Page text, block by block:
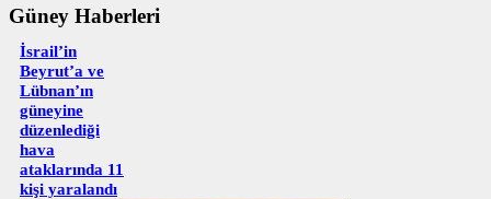
Güney Haberleri
İsrail’in
Beyrut’a ve
Lübnan’ın
güneyine
düzenlediği
hava
ataklarında 11
kişi yaralandı